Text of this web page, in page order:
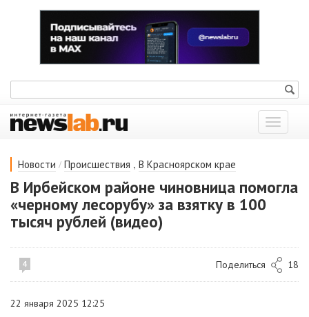
Показать
меню
Новости / Происшествия , В Красноярском крае
В Ирбейском районе чиновница помогла
«черному лесорубу» за взятку в 100
тысяч рублей (видео)
4 Поделиться 18
22 января 2025 12:25